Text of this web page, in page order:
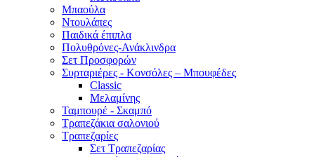
Μπαούλα
Ντουλάπες
Παιδικά έπιπλα
Πολυθρόνες-Ανάκλινδρα
Σετ Προσφορών
Συρταριέρες - Κονσόλες – Μπουφέδες
Classic
Μελαμίνης
Ταμπουρέ - Σκαμπό
Τραπεζάκια σαλονιού
Τραπεζαρίες
Σετ Τραπεζαρίας